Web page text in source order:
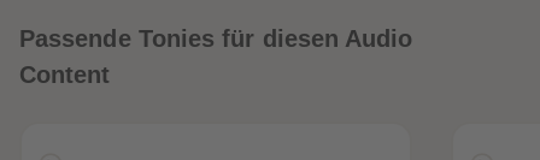
Passende Tonies für diesen Audio
Content